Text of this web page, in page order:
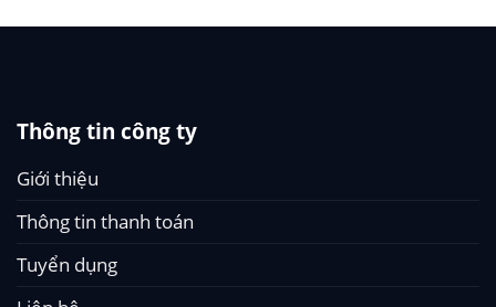
Thông tin công ty
Giới thiệu
Thông tin thanh toán
Tuyển dụng